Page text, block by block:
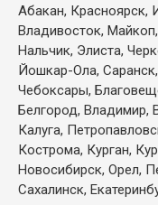
Абакан, Красноярск,
Владивосток,
Нальчик, Элиста,
Йошкар-Ола,
Чебоксары,
Белгород, Владимир,
Калуга,
Кострома, Курган,
Новосибирск, Орел,
Сахалинск,